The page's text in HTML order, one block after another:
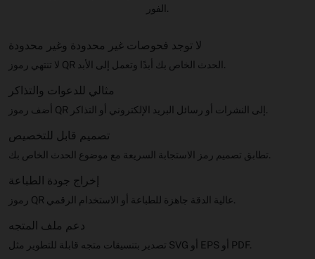
لا توجد فحوصات غير محدودة وغير محدودة
مثالي للدعوات والتذاكر
تصميم قابل للتخصيص
إخراج جودة الطباعة
دعم ملف المتجه
تصدير بتنسيقات متجه قابلة للتطوير مثل SVG أو EPS أو PDF.